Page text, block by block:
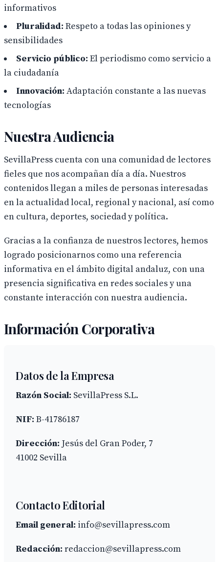
informativos
Pluralidad: Respeto a todas las opiniones y
sensibilidades
Servicio público: El periodismo como servicio a
la ciudadanía
Innovación: Adaptación constante a las nuevas
tecnologías
Nuestra Audiencia
SevillaPress cuenta con una comunidad de lectores
fieles que nos acompañan día a día. Nuestros
contenidos llegan a miles de personas interesadas
en la actualidad local, regional y nacional, así como
en cultura, deportes, sociedad y política.
Gracias a la confianza de nuestros lectores, hemos
logrado posicionarnos como una referencia
informativa en el ámbito digital andaluz, con una
presencia significativa en redes sociales y una
constante interacción con nuestra audiencia.
Información Corporativa
Datos de la Empresa
Razón Social: SevillaPress S.L.
NIF: B-41786187
Dirección: Jesús del Gran Poder, 7
41002 Sevilla
Contacto Editorial
Email general: info@sevillapress.com
Redacción: redaccion@sevillapress.com